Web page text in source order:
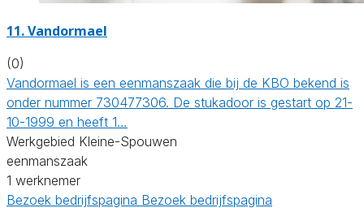
11. Vandormael
(0)
Vandormael is een eenmanszaak die bij de KBO bekend is
onder nummer 730477306. De stukadoor is gestart op 21-
10-1999 en heeft 1…
Werkgebied Kleine-Spouwen
eenmanszaak
1 werknemer
Bezoek bedrijfspagina Bezoek bedrijfspagina